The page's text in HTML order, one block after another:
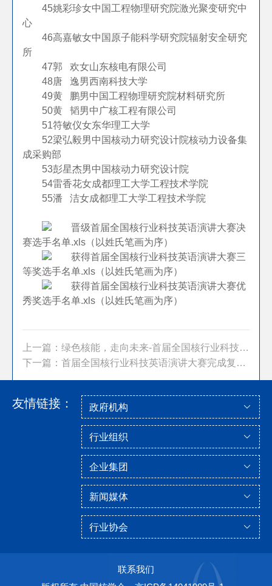
45姚彩珍女中国工程物理研究院激光聚变研究中
心
46高嘉敏女中国原子能科学研究院辐射安全研究
所
47郭 欢女山东核电有限公司
48唐 逸男西南科技大学
49黄 鹏男中国工程物理研究院材料研究所
50黄 韬男中广核工程有限公司
51符敏仪女东华理工大学
52梁弘毅男中国核动力研究设计院核动力设备集
成采购部
53彭星杰男中国核动力研究设计院
54雷香花女成都理工大学工程技术学院
55潘 洁女成都理工大学工程技术学院
晋级首届全国核行业科技英语演讲大赛决
赛选手名单.xls（以姓氏笔画为序）
获得首届全国核行业科技英语演讲大赛三
等奖选手名单.xls（以姓氏笔画为序）
获得首届全国核行业科技英语演讲大赛优
秀奖选手名单.xls（以姓氏笔画为序）
上一篇：绿色核能，走向未来-首届全国核行业科技英...
下一篇：首届全国核行业科技英语演讲大赛完成复赛选...
友情链接：
联系我们